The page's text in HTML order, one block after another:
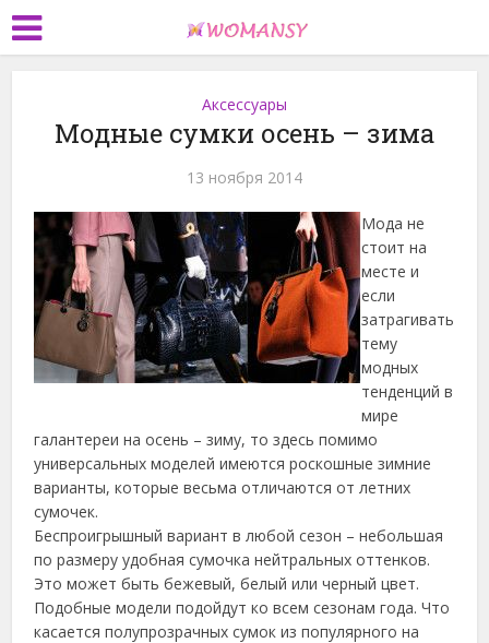
Аксессуары
Модные сумки осень – зима
13 ноября 2014
Мода не
стоит на
месте и
если
затрагивать
тему
модных
тенденций в
мире
галантереи на осень – зиму, то здесь помимо
универсальных моделей имеются роскошные зимние
варианты, которые весьма отличаются от летних
сумочек.
Беспроигрышный вариант в любой сезон – небольшая
по размеру удобная сумочка нейтральных оттенков.
Это может быть бежевый, белый или черный цвет.
Подобные модели подойдут ко всем сезонам года. Что
касается полупрозрачных сумок из популярного на